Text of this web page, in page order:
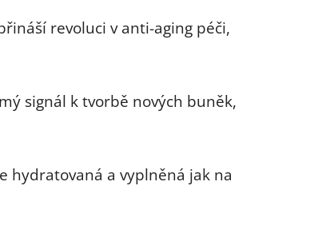
revoluci v anti-aging péči,
signál k tvorbě nových buněk,
hydratovaná a vyplněná jak na